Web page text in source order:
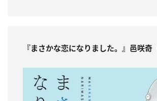
『まさかな恋になりました。』邑咲奇